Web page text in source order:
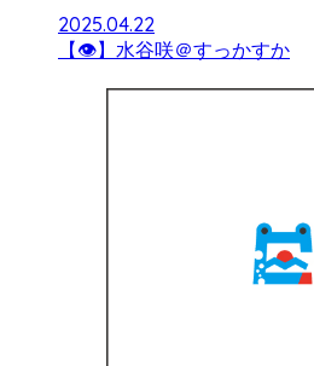
2025.04.22
【👁】水谷咲＠すっかすか